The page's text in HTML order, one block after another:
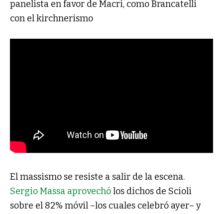
panelista en favor de Macri, como Brancatelli
con el kirchnerismo
El massismo se resiste a salir de la escena.
Sergio Massa aprovechólos dichos de Scioli
sobre el 82% móvil –los cuales celebró ayer– y